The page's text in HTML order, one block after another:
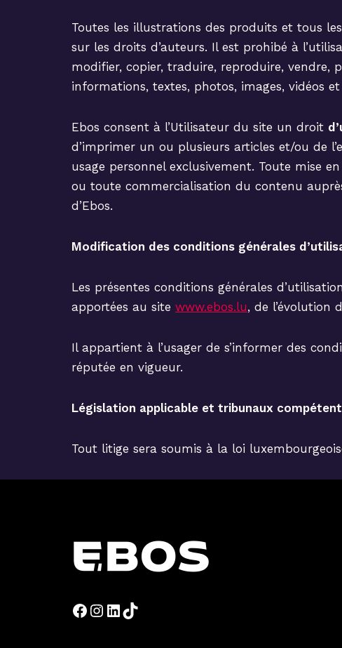
Toutes les illustrations des produits et tous
sur les droits d’auteurs. Il est prohibé à
modifier, copier, traduire, reproduire,
informations, textes, photos, images, vidéos
Ebos consent à l’Utilisateur du site un droit
d’imprimer un ou plusieurs articles et/ou de
usage personnel exclusivement. Toute mise
ou toute commercialisation du contenu
d’Ebos.
Modification des conditions générales
Les présentes conditions générales
apportées au site www.ebos.lu, de l’évolution
Il appartient à l’usager de s’informer des
réputée en vigueur.
Législation applicable et tribunaux
Tout litige sera soumis à la loi